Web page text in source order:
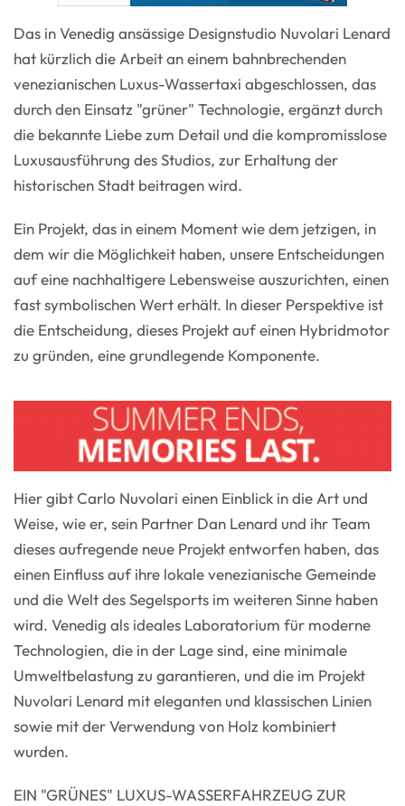
Das in Venedig ansässige Designstudio Nuvolari Lenard
hat kürzlich die Arbeit an einem bahnbrechenden
venezianischen Luxus-Wassertaxi abgeschlossen, das
durch den Einsatz "grüner" Technologie, ergänzt durch
die bekannte Liebe zum Detail und die kompromisslose
Luxusausführung des Studios, zur Erhaltung der
historischen Stadt beitragen wird.
Ein Projekt, das in einem Moment wie dem jetzigen, in
dem wir die Möglichkeit haben, unsere Entscheidungen
auf eine nachhaltigere Lebensweise auszurichten, einen
fast symbolischen Wert erhält. In dieser Perspektive ist
die Entscheidung, dieses Projekt auf einen Hybridmotor
zu gründen, eine grundlegende Komponente.
Hier gibt Carlo Nuvolari einen Einblick in die Art und
Weise, wie er, sein Partner Dan Lenard und ihr Team
dieses aufregende neue Projekt entworfen haben, das
einen Einfluss auf ihre lokale venezianische Gemeinde
und die Welt des Segelsports im weiteren Sinne haben
wird. Venedig als ideales Laboratorium für moderne
Technologien, die in der Lage sind, eine minimale
Umweltbelastung zu garantieren, und die im Projekt
Nuvolari Lenard mit eleganten und klassischen Linien
sowie mit der Verwendung von Holz kombiniert
wurden.
EIN "GRÜNES" LUXUS-WASSERFAHRZEUG ZUR